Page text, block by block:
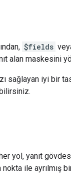
$fields
alan
iyi bir
yol, yanıt
ile ayrılmış